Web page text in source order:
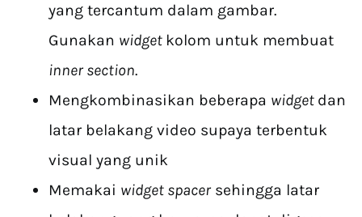
yang tercantum dalam gambar.
Gunakan widget kolom untuk membuat
inner section.
Mengkombinasikan beberapa widget dan
latar belakang video supaya terbentuk
visual yang unik
Memakai widget spacer sehingga latar